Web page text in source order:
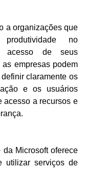
a organizações que
no
acesso de seus
empresas podem
claramente os
e os usuários
acesso a recursos e
Microsoft oferece
utilizar serviços de